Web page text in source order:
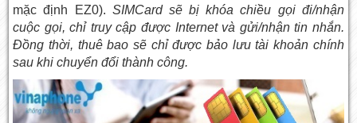
mặc định EZ0). SIMCard sẽ bị khóa chiều gọi đi/nhận
cuộc gọi, chỉ truy cập được Internet và gửi/nhận tin nhắn.
Đồng thời, thuê bao sẽ chỉ được bảo lưu tài khoản chính
sau khi chuyển đổi thành công.